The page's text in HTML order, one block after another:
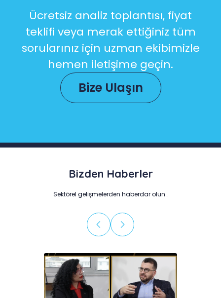
Ücretsiz analiz toplantısı, fiyat
teklifi veya merak ettiğiniz tüm
sorularınız için uzman ekibimizle
hemen iletişime geçin.
Bize Ulaşın
Bizden Haberler
Sektörel gelişmelerden haberdar olun…